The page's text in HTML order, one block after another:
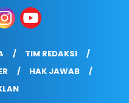
TIM REDAKSI
HAK JAWAB